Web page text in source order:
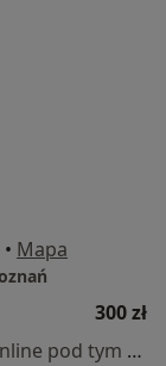
• Mapa
300 zł
Specjalista nie oferuje umawiania online pod tym adresem.